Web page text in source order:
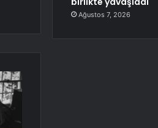
Ağustos 7, 2026